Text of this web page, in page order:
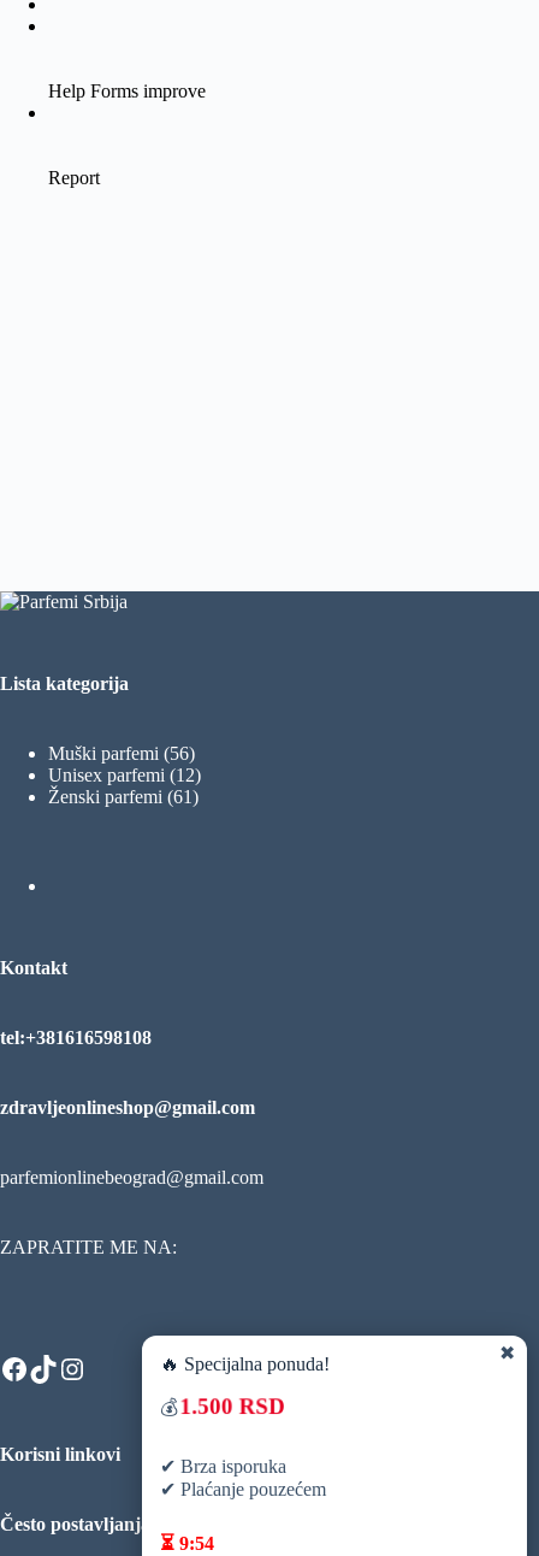
Lista kategorija
Muški parfemi 5656
proizvoda
Unisex parfemi 1212
proizvoda
Ženski parfemi 6161
Kontakt
tel:+381616598108
zdravljeonlineshop@gmail.com
parfemionlinebeograd@gmail.com
ZAPRATITE ME NA:
Facebook
TikTokInstagram
Korisni linkovi
Često postavljanja pitanja
✖
🔥 Specijalna ponuda!
💰1.500 RSD
✔ Brza isporuka
✔ Plaćanje pouzećem
⏳ 9:52